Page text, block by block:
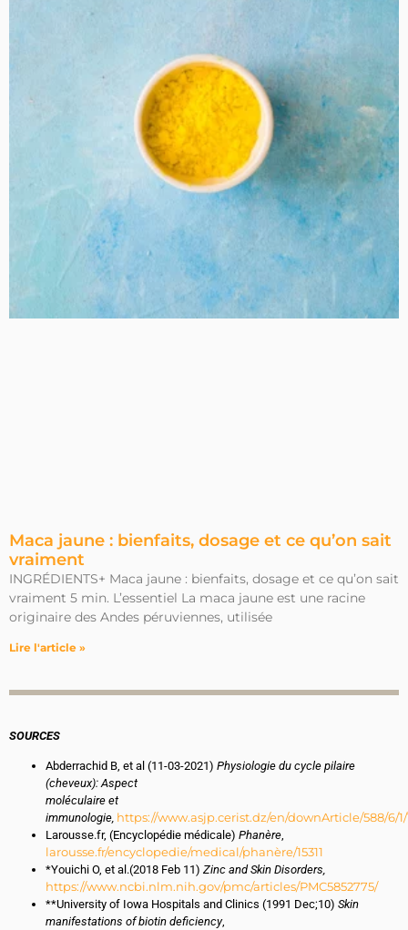
Maca jaune : bienfaits, dosage et ce qu’on sait
vraiment
INGRÉDIENTS+ Maca jaune : bienfaits, dosage et ce qu’on sait
vraiment 5 min. L’essentiel La maca jaune est une racine
originaire des Andes péruviennes, utilisée
Lire l'article »
SOURCES
Abderrachid B, et al (11-03-2021) Physiologie du cycle pilaire
(cheveux): Aspect
moléculaire et
immunologie, https://www.asjp.cerist.dz/en/downArticle/588/6/1/
Larousse.fr, (Encyclopédie médicale) Phanère,
larousse.fr/encyclopedie/medical/phanère/15311
*Youichi O, et al.(2018 Feb 11) Zinc and Skin Disorders,
https://www.ncbi.nlm.nih.gov/pmc/articles/PMC5852775/
**University of Iowa Hospitals and Clinics (1991 Dec;10) Skin
manifestations of biotin deficiency,